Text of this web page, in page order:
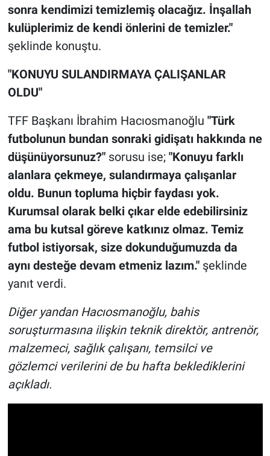
sonra kendimizi temizlemiş olacağız. İnşallah
kulüplerimiz de kendi önlerini de temizler."
şeklinde konuştu.
"KONUYU SULANDIRMAYA ÇALIŞANLAR
OLDU"
TFF Başkanı İbrahim Hacıosmanoğlu "Türk
futbolunun bundan sonraki gidişatı hakkında ne
düşünüyorsunuz?"sorusu ise; "Konuyu farklı
alanlara çekmeye, sulandırmaya çalışanlar
oldu. Bunun topluma hiçbir faydası yok.
Kurumsal olarak belki çıkar elde edebilirsiniz
ama bu kutsal göreve katkınız olmaz. Temiz
futbol istiyorsak, size dokunduğumuzda da
aynı desteğe devam etmeniz lazım."şeklinde
yanıt verdi.
Diğer yandan Hacıosmanoğlu, bahis
soruşturmasına ilişkin teknik direktör, antrenör,
malzemeci, sağlık çalışanı, temsilci ve
gözlemci verilerini de bu hafta beklediklerini
açıkladı.